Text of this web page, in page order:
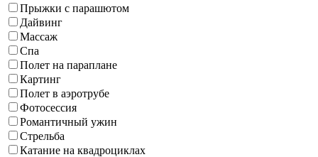
Прыжки с парашютом
Дайвинг
Массаж
Спа
Полет на параплане
Картинг
Полет в аэротрубе
Фотосессия
Романтичный ужин
Стрельба
Катание на квадроциклах